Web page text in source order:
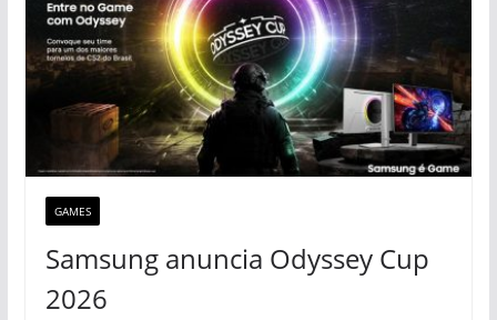
GAMES
Samsung anuncia Odyssey Cup
2026